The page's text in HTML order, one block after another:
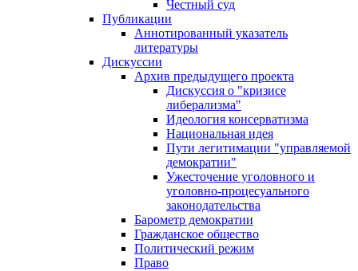
Честный суд
Публикации
Аннотированный указатель
литературы
Дискуссии
Архив предыдущего проекта
Дискуссия о "кризисе
либерализма"
Идеология консерватизма
Национальная идея
Пути легитимации "управляемой
демократии"
Ужесточение уголовного и
уголовно-процесуального
законодательства
Барометр демократии
Гражданское общество
Политический режим
Право